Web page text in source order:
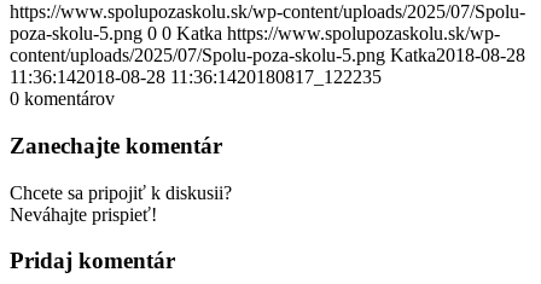
https://www.spolupozaskolu.sk/wp-content/uploads/2025/07/Spolu-
poza-skolu-5.png 0 0 Katka https://www.spolupozaskolu.sk/wp-
content/uploads/2025/07/Spolu-poza-skolu-5.png Katka2018-08-28
11:36:142018-08-28 11:36:1420180817_122235
0 komentárov
Zanechajte komentár
Chcete sa pripojiť k diskusii?
Neváhajte prispieť!
Pridaj komentár